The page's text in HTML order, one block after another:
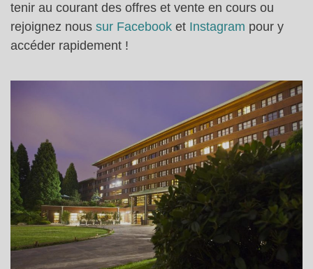
tenir au courant des offres et vente en cours ou
rejoignez nous sur Facebook et Instagram pour y
accéder rapidement !